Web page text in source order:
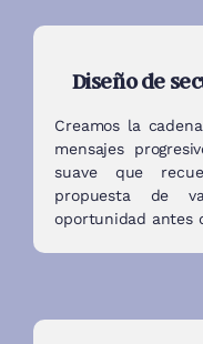
Diseño de
Creamos la
mensajes
suave que
propuesta de
oportunidad antes